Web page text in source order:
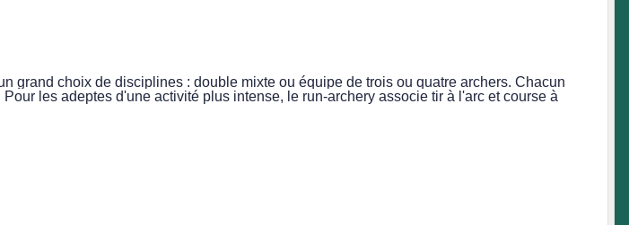
grand choix de disciplines : double mixte ou équipe de trois ou quatre archers. Chacun
les adeptes d'une activité plus intense, le run-archery associe tir à l'arc et course à